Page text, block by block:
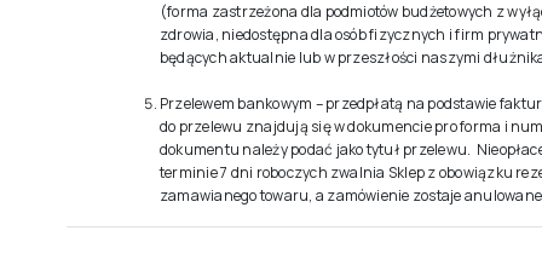
(forma zastrzeżona dla podmiotów budżetowych z
zdrowia, niedostępna dla osób fizycznych i firm
będących aktualnie lub w przeszłości naszymi
Przelewem bankowym – przedpłatą na podstawie
do przelewu znajdują się w dokumencie pro forma i
dokumentu należy podać jako tytuł przelewu.
terminie 7 dni roboczych zwalnia Sklep z obowiązku
zamawianego towaru, a zamówienie zostaje